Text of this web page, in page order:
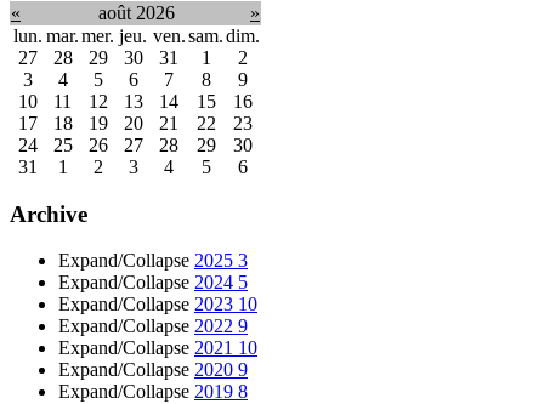
« août 2026
»
lun. mar.mer. jeu. ven.sam.dim.
27
28 29 30 31 1
2
3
4 5 6 7 8
9
10
11 12 13 14 15
16
17
18 19 20 21 22
23
24
25 26 27 28 29
30
31
1 2 3 4 5 6
Archive
Expand/Collapse 2025 3
Expand/Collapse 2024 5
Expand/Collapse 2023 10
Expand/Collapse 2022 9
Expand/Collapse 2021 10
Expand/Collapse 2020 9
Expand/Collapse 2019 8